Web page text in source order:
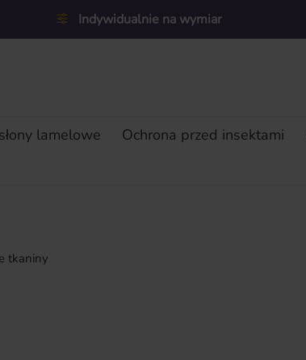
Indywidualnie na wymiar
lamelowe Ochrona przed insektami